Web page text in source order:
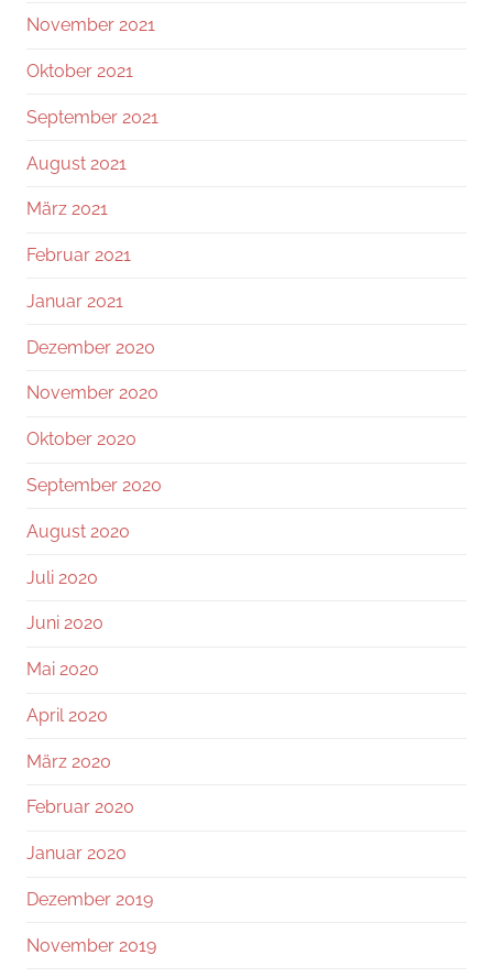
November 2021
Oktober 2021
September 2021
August 2021
März 2021
Februar 2021
Januar 2021
Dezember 2020
November 2020
Oktober 2020
September 2020
August 2020
Juli 2020
Juni 2020
Mai 2020
April 2020
März 2020
Februar 2020
Januar 2020
Dezember 2019
November 2019